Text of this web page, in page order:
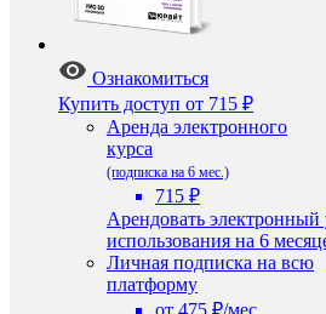
Ознакомиться
Купить доступ от 715 ₽
Аренда электронного
курса
(подписка на 6 мес.)
715 ₽
Арендовать
использования на 6
Личная подписка на всю
платформу
от 475 ₽/мес.